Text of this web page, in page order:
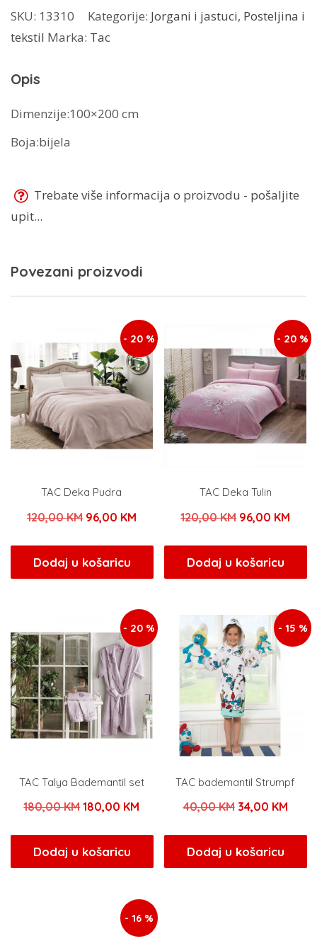
100x200
količina
SKU: 13310 Kategorije: Jorgani i jastuci, Posteljina i
tekstil Marka: Tac
Opis
Dimenzije:100×200 cm
Boja:bijela
Trebate više informacija o proizvodu - pošaljite
upit...
Povezani proizvodi
- 20 %
TAC Deka Pudra
120,00KM Izvorna
bila
je:
96,00 KMTrenutna
96,00 KM.
Dodaj u košaricu
- 20 %
TAC Deka Tulin
120,00KM Izvorna
bila
je:
96,00 KM
Dodaj u košaricu
- 20 %
TAC Talya Bademantil set
180,00KMIzvorna
bila
je:
180,00 KM Trenutna
180,00 KM.
Dodaj u košaricu
- 15 %
TAC bademantil Strumpf
40,00KM Izvorna
bila
je:
34,00 KM
Dodaj u košaricu
- 16 %